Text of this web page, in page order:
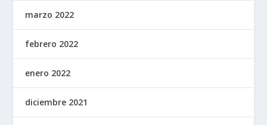
marzo 2022
febrero 2022
enero 2022
diciembre 2021